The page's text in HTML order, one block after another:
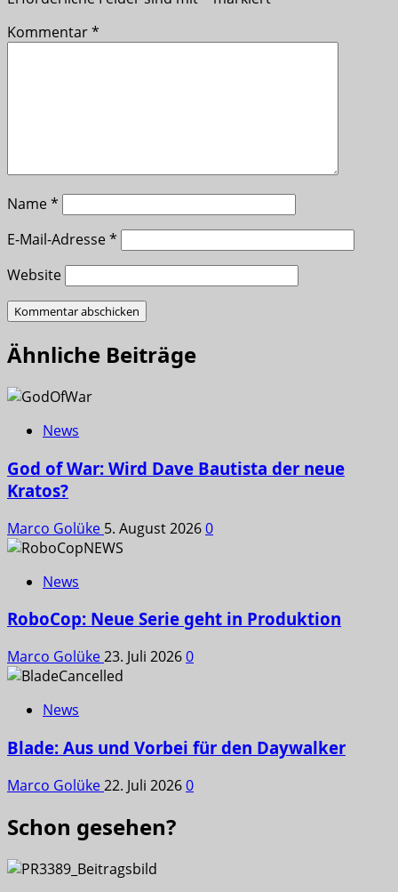
Kommentar*
Name*
E-Mail-Adresse*
Website
Ähnliche Beiträge
News
God of War: Wird Dave Bautista der neue
Kratos?
Marco Golüke 5. August 20260
News
RoboCop: Neue Serie geht in Produktion
Marco Golüke23. Juli 20260
News
Blade: Aus und Vorbei für den Daywalker
Marco Golüke22. Juli 20260
Schon gesehen?